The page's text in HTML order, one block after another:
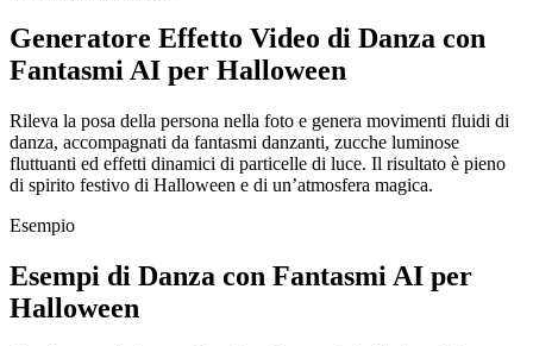
Generatore Effetto Video di Danza con
Fantasmi AI per Halloween
Rileva la posa della persona nella foto e genera movimenti fluidi di
danza, accompagnati da fantasmi danzanti, zucche luminose
fluttuanti ed effetti dinamici di particelle di luce. Il risultato è pieno
di spirito festivo di Halloween e di un’atmosfera magica.
Esempio
Esempi di Danza con Fantasmi AI per
Halloween